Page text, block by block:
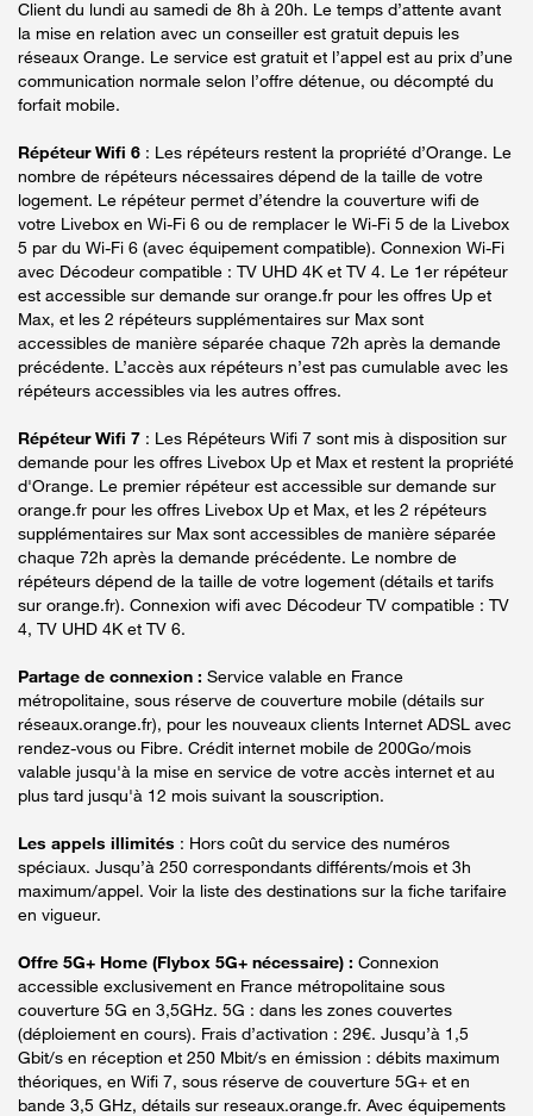
Client du lundi au samedi de 8h à 20h. Le temps d’attente avant
la mise en relation avec un conseiller est gratuit depuis les
réseaux Orange. Le service est gratuit et l’appel est au prix d’une
communication normale selon l’offre détenue, ou décompté du
forfait mobile.
Répéteur Wifi 6 : Les répéteurs restent la propriété d’Orange. Le
nombre de répéteurs nécessaires dépend de la taille de votre
logement. Le répéteur permet d’étendre la couverture wifi de
votre Livebox en Wi-Fi 6 ou de remplacer le Wi-Fi 5 de la Livebox
5 par du Wi-Fi 6 (avec équipement compatible). Connexion Wi-Fi
avec Décodeur compatible : TV UHD 4K et TV 4. Le 1er répéteur
est accessible sur demande sur orange.fr pour les offres Up et
Max, et les 2 répéteurs supplémentaires sur Max sont
accessibles de manière séparée chaque 72h après la demande
précédente. L’accès aux répéteurs n’est pas cumulable avec les
répéteurs accessibles via les autres offres.
Répéteur Wifi 7 : Les Répéteurs Wifi 7 sont mis à disposition sur
demande pour les offres Livebox Up et Max et restent la propriété
d'Orange. Le premier répéteur est accessible sur demande sur
orange.fr pour les offres Livebox Up et Max, et les 2 répéteurs
supplémentaires sur Max sont accessibles de manière séparée
chaque 72h après la demande précédente. Le nombre de
répéteurs dépend de la taille de votre logement (détails et tarifs
sur orange.fr). Connexion wifi avec Décodeur TV compatible : TV
4, TV UHD 4K et TV 6.
Partage de connexion : Service valable en France
métropolitaine, sous réserve de couverture mobile (détails sur
réseaux.orange.fr), pour les nouveaux clients Internet ADSL avec
rendez-vous ou Fibre. Crédit internet mobile de 200Go/mois
valable jusqu'à la mise en service de votre accès internet et au
plus tard jusqu'à 12 mois suivant la souscription.
Les appels illimités : Hors coût du service des numéros
spéciaux. Jusqu’à 250 correspondants différents/mois et 3h
maximum/appel. Voir la liste des destinations sur la fiche tarifaire
en vigueur.
Offre 5G+ Home (Flybox 5G+ nécessaire) : Connexion
accessible exclusivement en France métropolitaine sous
couverture 5G en 3,5GHz. 5G : dans les zones couvertes
(déploiement en cours). Frais d’activation : 29€. Jusqu’à 1,5
Gbit/s en réception et 250 Mbit/s en émission : débits maximum
théoriques, en Wifi 7, sous réserve de couverture 5G+ et en
bande 3,5 GHz, détails sur reseaux.orange.fr. Avec équipements